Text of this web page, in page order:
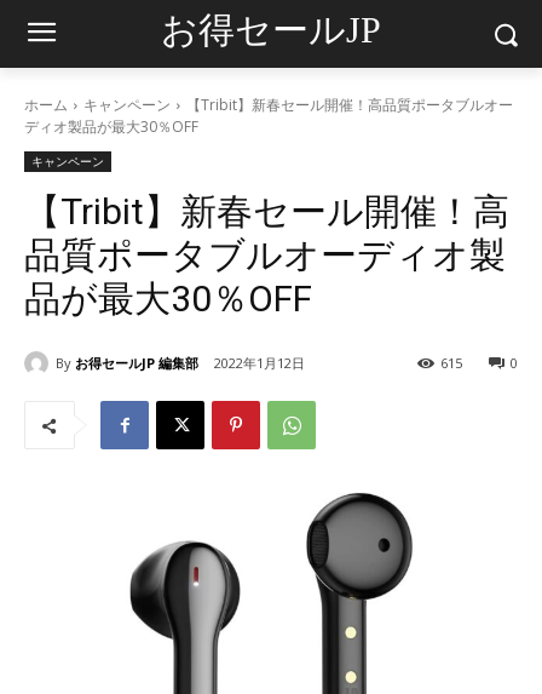
お得セールJP
ホーム キャンペーン
【Tribit】新春セール開催！高品質ポータブルオー
ディオ製品が最大30％OFF
キャンペーン
【Tribit】新春セール開催！高
品質ポータブルオーディオ製
品が最大30％OFF
By お得セールJP 編集部 2022年1月12日 0
615